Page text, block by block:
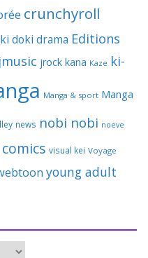
crunchyroll
doki drama Editions
jmusic jrock kana Kaze ki-
Manga & sport Manga
news nobi nobi noeve
visual kei Voyage
young adult